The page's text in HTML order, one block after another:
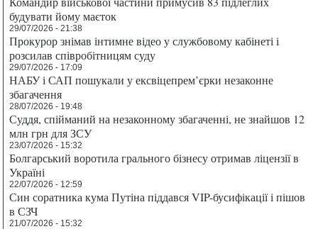
будувати йому маєток
29/07/2026 - 21:38
Прокурор знімав інтимне відео у службовому кабінеті і
розсилав співробітницям суду
29/07/2026 - 17:09
НАБУ і САП пошукали у ексвіцепрем’єрки незаконне
збагачення
28/07/2026 - 19:48
Суддя, спійманий на незаконному збагаченні, не знайшов 12
млн грн для ЗСУ
23/07/2026 - 15:32
Болгарський воротила грального бізнесу отримав ліцензії в
Україні
22/07/2026 - 12:59
Син соратника кума Путіна піддався VIP-бусифікації і пішов
в СЗЧ
21/07/2026 - 15:32